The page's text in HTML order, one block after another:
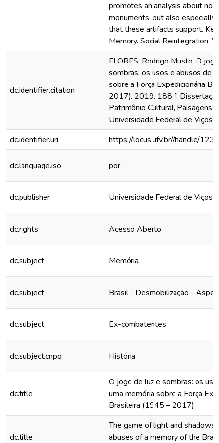
promotes an analysis about not
monuments, but also especially
that these artifacts support.
Memory. Social Reintegration.
dc.identifier.citation
FLORES, Rodrigo Musto. O
sombras: os usos e abusos de
sobre a Força Expedicionária
2017). 2019. 188 f.
Patrimônio Cultural, Paisagens
Universidade Federal de
dc.identifier.uri
https://locus.ufv.br//handle/
dc.language.iso por
dc.publisher Universidade Federal de Viçosa
dc.rights Acesso Aberto
dc.subject Memória
dc.subject Brasil - Desmobilização -
dc.subject Ex-combatentes
dc.subject.cnpq História
dc.title
O jogo de luz e sombras: os
uma memória sobre a Força
Brasileira (1945 – 2017)
dc.title
The game of light and
abuses of a memory of the